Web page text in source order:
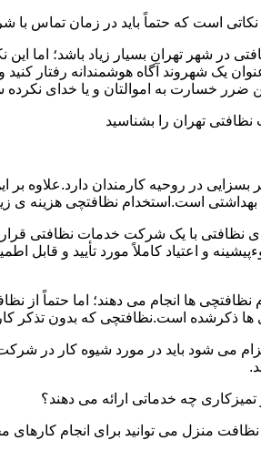
نکاتی است که حتماً باید در زمان تماس
در شهر تهران بسیار زیاد باشد؛ اما
یک شهروند آگاه هوشمندانه رفتار
ضرر خسارت به اموالتان و یا خدای
تهران را بشناسید
در روحیه کارمندان
است.استخدام نظافتچی هزینه ی
نظافتی با یک شرکت خدمات نظافتی
و اعتیاد کاملاً مورد تأیید و
نظافتچی ها انجام می دهند؛ اما حتماً از
ذکرشده است.نظافتچی که بدون تذکر
می شود باید در مورد شیوه کار در شرکت
چه خدماتی ارائه می دهند؟
منزل می توانید برای انجام